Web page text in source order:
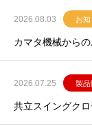
2026.08.03 お
カマタ機械から
2026.07.25 製品
共立スイングク